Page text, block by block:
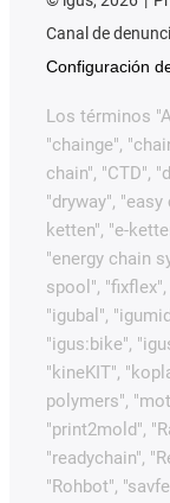
Canal de
Configuración
Los términos
"chainge",
chain", "CTD",
"dryway",
ketten", "e-
"energy chain
spool",
"igubal",
"igus:bike",
"kineKIT",
polymers",
"print2mold",
"readychain",
"Rohbot",